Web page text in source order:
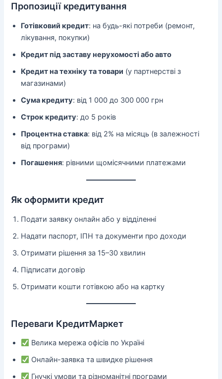
Пропозиції кредитування
Готівковий кредит: на будь-які потреби (ремонт,
лікування, покупки)
Кредит під заставу нерухомості або авто
Кредит на техніку та товари (у партнерстві з
магазинами)
Сума кредиту: від 1 000 до 300 000 грн
Строк кредиту: до 5 років
Процентна ставка: від 2% на місяць (в залежності
від програми)
Погашення: рівними щомісячними платежами
Як оформити кредит
Подати заявку онлайн або у відділенні
Надати паспорт, ІПН та документи про доходи
Отримати рішення за 15–30 хвилин
Підписати договір
Отримати кошти готівкою або на картку
Переваги КредитМаркет
Велика мережа офісів по Україні
Онлайн-заявка та швидке рішення
Гнучкі умови та різноманітні програми